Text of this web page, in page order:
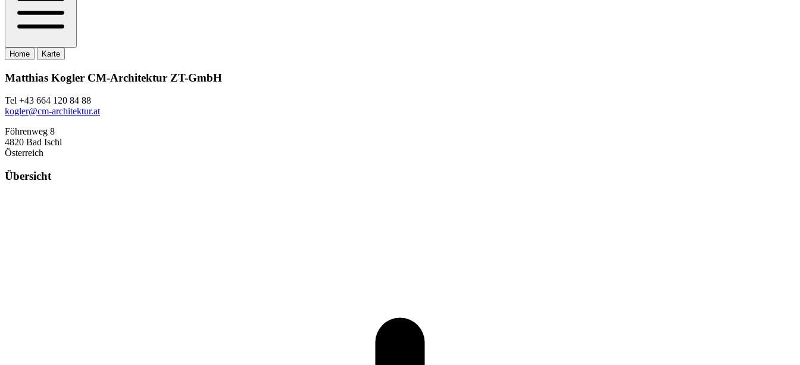
Home Karte
Matthias Kogler CM-Architektur ZT-GmbH
Tel ‪+43 664‬ ‪120 84 88‬
kogler@cm-architektur.at
Föhrenweg 8
4820 Bad Ischl
Österreich
Übersicht